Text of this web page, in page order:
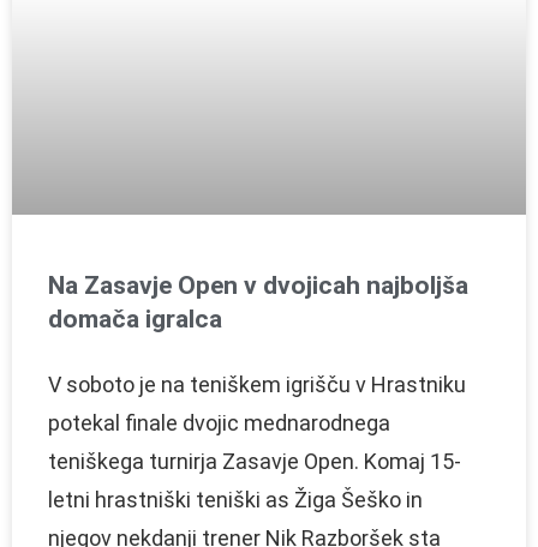
Na Zasavje Open v dvojicah najboljša
domača igralca
V soboto je na teniškem igrišču v Hrastniku
potekal finale dvojic mednarodnega
teniškega turnirja Zasavje Open. Komaj 15-
letni hrastniški teniški as Žiga Šeško in
njegov nekdanji trener Nik Razboršek sta